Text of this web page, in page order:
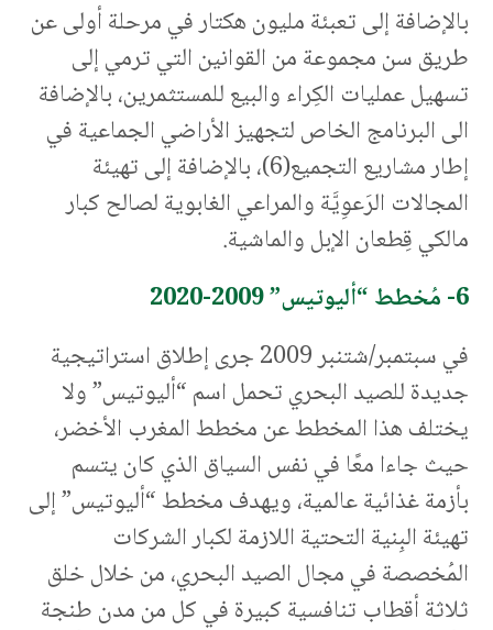
بالإضافة إلى تعبئة مليون هكتار في مرحلة أولى عن
طريق سن مجموعة من القوانين التي ترمي إلى
تسهيل عمليات الكِراء والبيع للمستثمرين، بالإضافة
الى البرنامج الخاص لتجهيز الأراضي الجماعية في
إطار مشاريع التجميع(6)، بالإضافة إلى تهيئة
المجالات الرَعوِيَّة والمراعي الغابوية لصالح كبار
مالكي قِطعان الإبل والماشية.
6- مُخطط “أليوتيس” 2009-2020
في سبتمبر/شتنبر 2009 جرى إطلاق استراتيجية
جديدة للصيد البحري تحمل اسم “أليوتيس” ولا
يختلف هذا المخطط عن مخطط المغرب الأخضر،
حيث جاءا معًا في نفس السياق الذي كان يتسم
بأزمة غذائية عالمية، ويهدف مخطط “أليوتيس” إلى
تهيئة البِنية التحتية اللازمة لكبار الشركات
المُخصصة في مجال الصيد البحري، من خلال خلق
ثلاثة أقطاب تنافسية كبيرة في كل من مدن طنجة